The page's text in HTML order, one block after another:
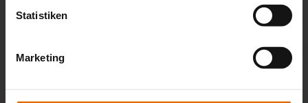
Statistiken
Marketing